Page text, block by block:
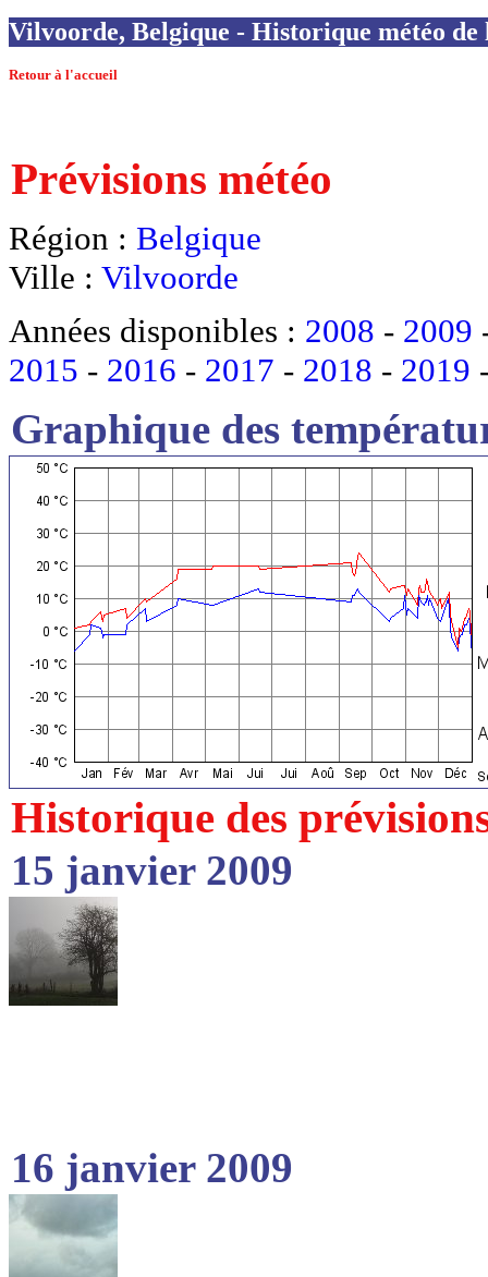
Vilvoorde, Belgique - Historique météo de
Retour à l'accueil
Prévisions météo
Région : Belgique
Ville : Vilvoorde
Années disponibles : 2008 - 2009
2015 - 2016 - 2017 - 2018 - 2019
Graphique des
Historique des
15 janvier 2009
16 janvier 2009